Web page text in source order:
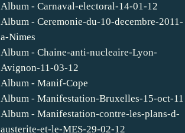
Album - Carnaval-electoral-14-01-12
Album - Ceremonie-du-10-decembre-2011-
a-Nimes
Album - Chaine-anti-nucleaire-Lyon-
Avignon-11-03-12
Album - Manif-Cope
Album - Manifestation-Bruxelles-15-oct-11
Album - Manifestation-contre-les-plans-d-
austerite-et-le-MES-29-02-12